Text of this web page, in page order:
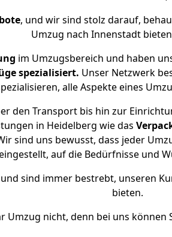
, und wir sind stolz darauf,
Umzug nach Innenstadt
im Umzugsbereich und haben
spezialisiert. Unser Netzwerk
alle Aspekte eines
den Transport bis hin zur
in Heidelberg wie das
sind uns bewusst, dass jeder
auf die Bedürfnisse und
und sind immer bestrebt, unseren
bieten.
Umzug nicht, denn bei uns können